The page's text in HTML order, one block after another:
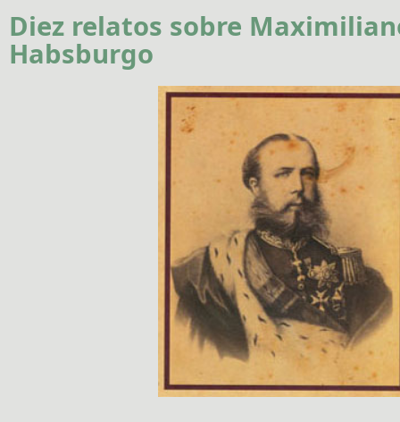
Diez relatos sobre
Habsburgo